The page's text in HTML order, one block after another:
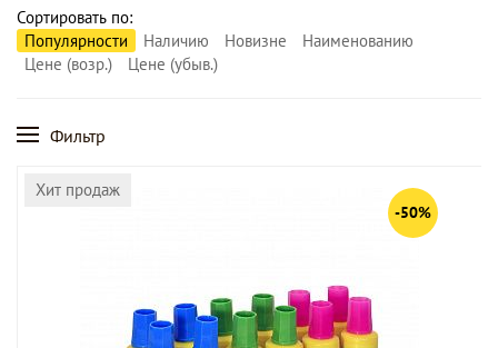
Сортировать по:
Популярности
Наличию Новизне
Наименованию
Цене (возр.)
Цене (убыв.)
Фильтр
Хит продаж
-50%